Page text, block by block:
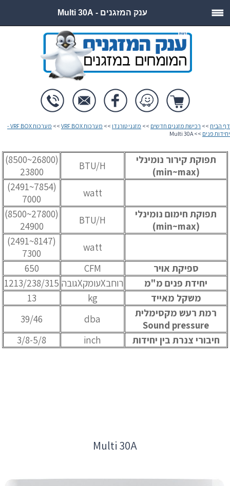
ענק המזגנים - Multi 30A
דף הבית >> רכישת מזגנים חדשים >> מזגני טורנדו >> מערכות VRF BOX >>
מערכות VRF BOX -
יחידות פנים >> Multi 30A
תפוקת קירור נומינלי
(min~max)
BTU/H
(26800~8500)
23800
watt
(7854~2491)
7000
תפוקת חימום נומינלי
(min~max)
BTU/H
(27800~8500)
24900
watt
(8147~2491)
7300
ספיקת אויר
CFM
650
יחידת פנים מ"מ
רוחבXעומקXגובה
1213/238/315
משקל מאייד
kg
13
רמת רעש מקסימלית
Sound pressure
dba
39/46
חיבורי צנרת בין יחידות
inch
3/8-5/8
Multi 30A